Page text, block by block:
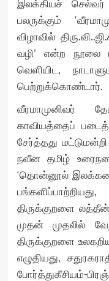
இலக்கியச்
பலருக்கும்
விழாவில்
வழி’ என்ற நூலை
வெளியிட,
பெற்றுக்கொண்டார்.
வீரமாமுனிவர்
காவியத்தைப்
சேர்த்தது
நவீன தமிழ்
‘தொன்னூல்
திருக்குறளை
முதன் முதலில்
திருக்குறளை
எழுதியது,
போர்த்துகீசியம்-